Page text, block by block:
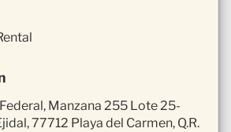
Manzana 255 Lote 25-
77712 Playa del Carmen, Q.R.